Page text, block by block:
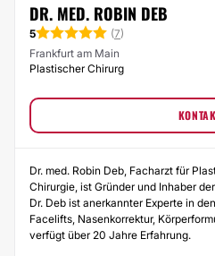
DR. MED. ROBIN DEB
5 (7)
Frankfurt am Main
Plastischer Chirurg
Dr. med. Robin Deb, Facharzt für
Chirurgie, ist Gründer und Inhaber
Dr. Deb ist anerkannter Experte in
Facelifts, Nasenkorrektur,
verfügt über 20 Jahre Erfahrung.